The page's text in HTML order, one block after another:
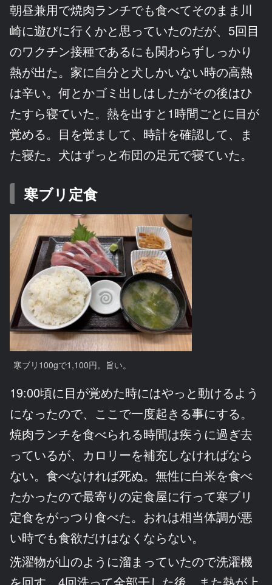
朝昼兼用で焼肉ランチでも食べてそのまま川
崎に遊びに行くかと思っていたのだが、5回目
のワクチン接種であるにも関わらずしっかり
熱が出た。家に自分と犬しかいない時の高熱
は辛い。何とかゴミ出しはしたがその後はひ
たすら寝ていた。熱を出すと1時間ごとに目が
覚める。目を覚まして、時計を確認して、ま
た寝た。犬はずっと布団の足元で寝ていた。
寒ブリ定食
寒ブリ100gで1,100円。旨い。
19:00頃に目が覚めた時にはやっと動けるよう
になったので、ここで一度起きる事にする。
焼肉ランチを食べられる時間は疾うに過ぎ去
っているが、カロリーを補充しなければなら
ない。食べなければ死ぬ。無性に白米を食べ
たかったので最寄りの定食屋に行って寒ブリ
定食をがっつり食べた。おれは相当体調が悪
い時でも食欲だけはなくならない。
洗濯物が山のように溜まっていたので洗濯機